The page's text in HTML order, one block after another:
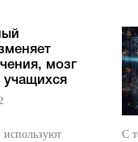
мозг
используют
С